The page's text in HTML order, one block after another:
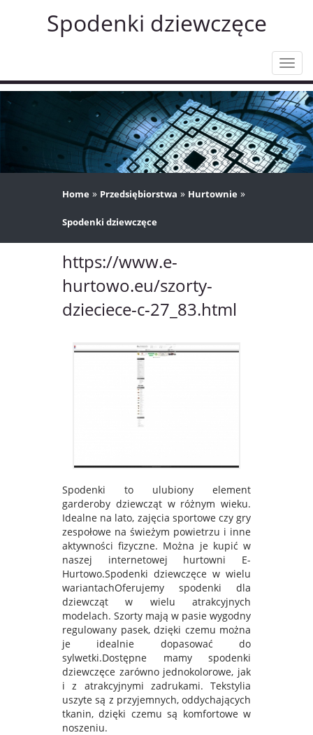
Spodenki dziewczęce
Home » Przedsiębiorstwa » Hurtownie »
Spodenki dziewczęce
https://www.e-
hurtowo.eu/szorty-
dzieciece-c-27_83.html
Spodenki to ulubiony element
garderoby dziewcząt w różnym wieku.
Idealne na lato, zajęcia sportowe czy gry
zespołowe na świeżym powietrzu i inne
aktywności fizyczne. Można je kupić w
naszej internetowej hurtowni E-
Hurtowo.Spodenki dziewczęce w wielu
wariantachOferujemy spodenki dla
dziewcząt w wielu atrakcyjnych
modelach. Szorty mają w pasie wygodny
regulowany pasek, dzięki czemu można
je idealnie dopasować do
sylwetki.Dostępne mamy spodenki
dziewczęce zarówno jednokolorowe, jak
i z atrakcyjnymi zadrukami. Tekstylia
uszyte są z przyjemnych, oddychających
tkanin, dzięki czemu są komfortowe w
noszeniu.